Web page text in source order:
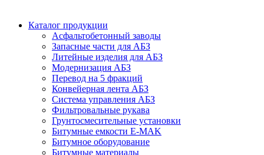
Каталог продукции
Асфальтобетонный заводы
Запасные части для АБЗ
Литейные изделия для АБЗ
Модернизация АБЗ
Перевод на 5 фракций
Конвейерная лента АБЗ
Система управления АБЗ
Фильтровальные рукава
Грунтосмесительные установки
Битумные емкости E-MAK
Битумное оборудование
Битумные материалы